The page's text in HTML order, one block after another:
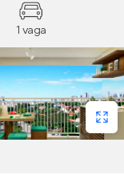
1 vaga